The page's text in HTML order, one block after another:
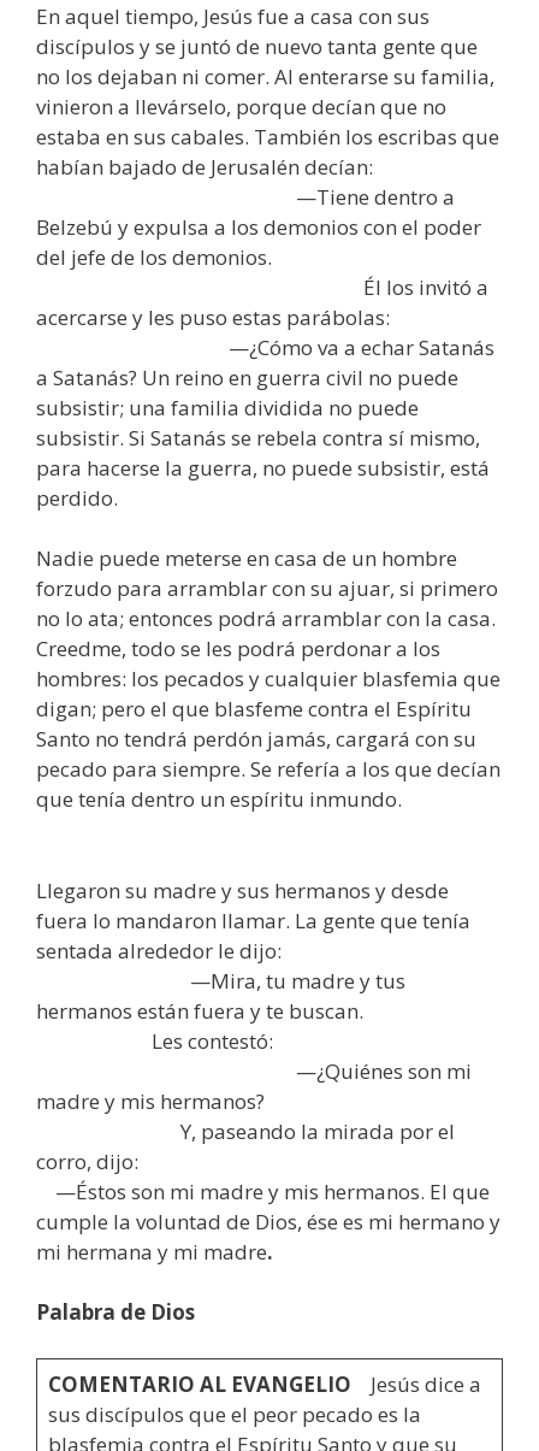
En aquel tiempo, Jesús fue a casa con sus
discípulos y se juntó de nuevo tanta gente que
no los dejaban ni comer. Al enterarse su familia,
vinieron a llevárselo, porque decían que no
estaba en sus cabales. También los escribas que
habían bajado de Jerusalén decían:
—Tiene dentro a
Belzebú y expulsa a los demonios con el poder
del jefe de los demonios.
Él los invitó a
acercarse y les puso estas parábolas:
—¿Cómo va a echar Satanás
a Satanás? Un reino en guerra civil no puede
subsistir; una familia dividida no puede
subsistir. Si Satanás se rebela contra sí mismo,
para hacerse la guerra, no puede subsistir, está
perdido.
Nadie puede meterse en casa de un hombre
forzudo para arramblar con su ajuar, si primero
no lo ata; entonces podrá arramblar con la casa.
Creedme, todo se les podrá perdonar a los
hombres: los pecados y cualquier blasfemia que
digan; pero el que blasfeme contra el Espíritu
Santo no tendrá perdón jamás, cargará con su
pecado para siempre. Se refería a los que decían
que tenía dentro un espíritu inmundo.
Llegaron su madre y sus hermanos y desde
fuera lo mandaron llamar. La gente que tenía
sentada alrededor le dijo:
—Mira, tu madre y tus
hermanos están fuera y te buscan.
Les contestó:
—¿Quiénes son mi
madre y mis hermanos?
Y, paseando la mirada por el
corro, dijo:
—Éstos son mi madre y mis hermanos. El que
cumple la voluntad de Dios, ése es mi hermano y
mi hermana y mi madre.
Palabra de Dios
COMENTARIO AL EVANGELIO Jesús dice a
sus discípulos que el peor pecado es la
blasfemia contra el Espíritu Santo y que su